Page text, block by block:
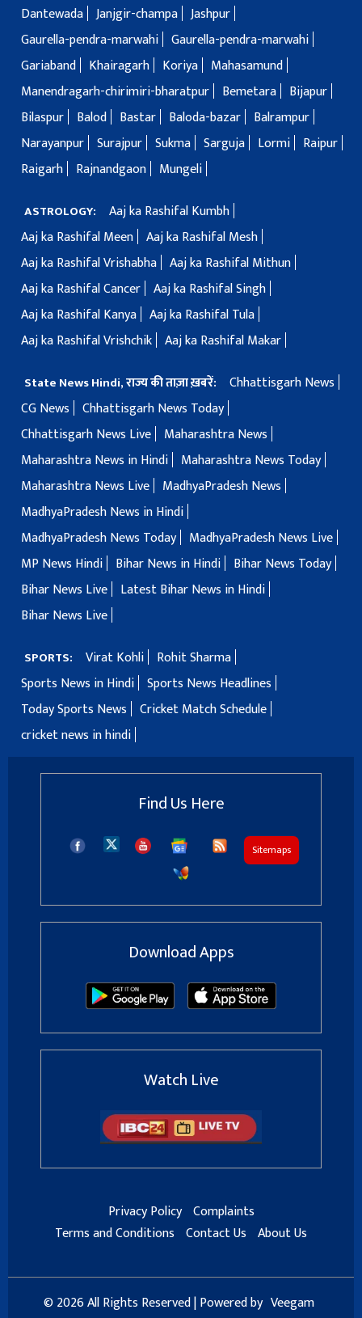
Dantewada Janjgir-champa Jashpur
Gaurella-pendra-marwahi Gaurella-pendra-marwahi
Gariaband
Khairagarh Koriya
Mahasamund
Manendragarh-chirimiri-bharatpur
Bemetara
Bijapur
Bilaspur
Balod Bastar Baloda-bazar
Balrampur
Narayanpur Surajpur Sukma Sarguja Lormi
Raipur
Raigarh
Rajnandgaon Mungeli
ASTROLOGY:
Aaj ka Rashifal Kumbh
Aaj ka Rashifal Meen Aaj ka Rashifal Mesh
Aaj ka Rashifal Vrishabha Aaj ka Rashifal Mithun
Aaj ka Rashifal Cancer Aaj ka Rashifal Singh
Aaj ka Rashifal Kanya Aaj ka Rashifal Tula
Aaj ka Rashifal Vrishchik Aaj ka Rashifal Makar
State News Hindi, राज्य की ताज़ा ख़बरें:
Chhattisgarh News
CG News
Chhattisgarh News Today
Chhattisgarh News Live
Maharashtra News
Maharashtra News in Hindi
Maharashtra News Today
Maharashtra News Live
MadhyaPradesh News
MadhyaPradesh News in Hindi
MadhyaPradesh News Today
MadhyaPradesh News Live
MP News Hindi
Bihar News in Hindi
Bihar News Today
Bihar News Live
Latest Bihar News in Hindi
Bihar News Live
SPORTS: Virat Kohli
Rohit Sharma
Sports News in Hindi Sports News Headlines
Today Sports News
Cricket Match Schedule
cricket news in hindi
Find Us Here
Sitemaps
Download Apps
Watch Live
Privacy Policy Complaints
Terms and Conditions Contact Us About Us
© 2026 All Rights Reserved | Powered by Veegam